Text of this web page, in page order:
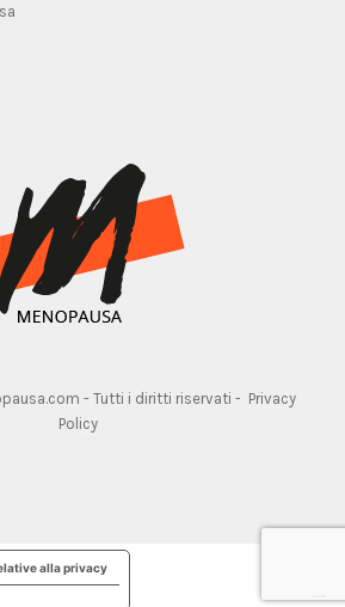
- Tutti i diritti riservati - Privacy
Policy
alla privacy